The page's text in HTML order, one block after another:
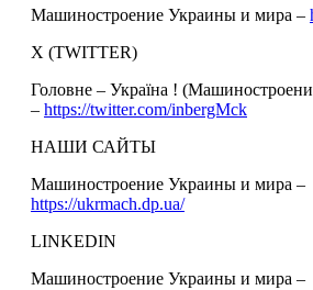
Машиностроение Украины и мира –
Х (TWITTER)
Головне – Україна !
– https://twitter.com/inbergMck
НАШИ САЙТЫ
Машиностроение Украины и мира –
https://ukrmach.dp.ua/
LINKEDIN
Машиностроение Украины и мира –